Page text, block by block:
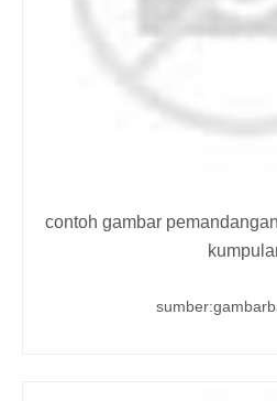
contoh gambar